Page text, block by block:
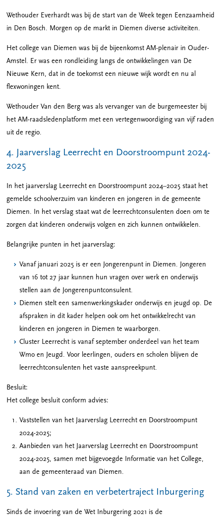
Wethouder Everhardt was bij de start van de Week tegen Eenzaamheid
in Den Bosch. Morgen op de markt in Diemen diverse activiteiten.
Het college van Diemen was bij de bijeenkomst AM-plenair in Ouder-
Amstel. Er was een rondleiding langs de ontwikkelingen van De
Nieuwe Kern, dat in de toekomst een nieuwe wijk wordt en nu al
flexwoningen kent.
Wethouder Van den Berg was als vervanger van de burgemeester bij
het AM-raadsledenplatform met een vertegenwoordiging van vijf raden
uit de regio.
4. Jaarverslag Leerrecht en Doorstroompunt 2024-
2025
In het jaarverslag Leerrecht en Doorstroompunt 2024–2025 staat het
gemelde schoolverzuim van kinderen en jongeren in de gemeente
Diemen. In het verslag staat wat de leerrechtconsulenten doen om te
zorgen dat kinderen onderwijs volgen en zich kunnen ontwikkelen.
Belangrijke punten in het jaarverslag:
Vanaf januari 2025 is er een Jongerenpunt in Diemen. Jongeren
van 16 tot 27 jaar kunnen hun vragen over werk en onderwijs
stellen aan de Jongerenpuntconsulent.
Diemen stelt een samenwerkingskader onderwijs en jeugd op. De
afspraken in dit kader helpen ook om het ontwikkelrecht van
kinderen en jongeren in Diemen te waarborgen.
Cluster Leerrecht is vanaf september onderdeel van het team
Wmo en Jeugd. Voor leerlingen, ouders en scholen blijven de
leerrechtconsulenten het vaste aanspreekpunt.
Besluit:
Het college besluit conform advies:
Vaststellen van het Jaarverslag Leerrecht en Doorstroompunt
2024-2025;
Aanbieden van het Jaarverslag Leerrecht en Doorstroompunt
2024-2025, samen met bijgevoegde Informatie van het College,
aan de gemeenteraad van Diemen.
5. Stand van zaken en verbetertraject Inburgering
Sinds de invoering van de Wet Inburgering 2021 is de